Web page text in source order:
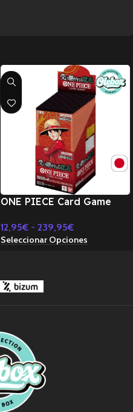
ONE PIECE Card Game
Booster BOX TCG-
JAPONES
12,95€ - 239,95€
Seleccionar Opciones